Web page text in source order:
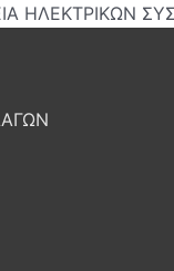
ΗΛΕΚΤΡΙΚΩΝ